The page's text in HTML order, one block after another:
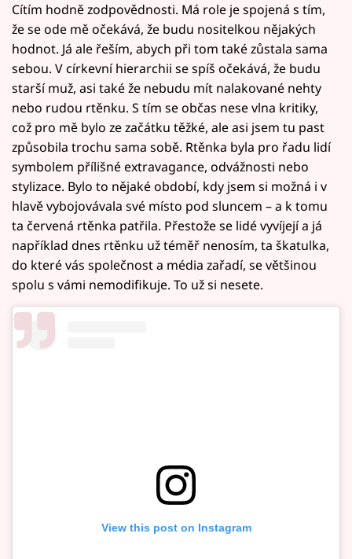
Cítím hodně zodpovědnosti. Má role je spojená s tím,
že se ode mě očekává, že budu nositelkou nějakých
hodnot. Já ale řeším, abych při tom také zůstala sama
sebou. V církevní hierarchii se spíš očekává, že budu
starší muž, asi také že nebudu mít nalakované nehty
nebo rudou rtěnku. S tím se občas nese vlna kritiky,
což pro mě bylo ze začátku těžké, ale asi jsem tu past
způsobila trochu sama sobě. Rtěnka byla pro řadu lidí
symbolem přílišné extravagance, odvážnosti nebo
stylizace. Bylo to nějaké období, kdy jsem si možná i v
hlavě vybojovávala své místo pod sluncem – a k tomu
ta červená rtěnka patřila. Přestože se lidé vyvíjejí a já
například dnes rtěnku už téměř nenosím, ta škatulka,
do které vás společnost a média zařadí, se většinou
spolu s vámi nemodifikuje. To už si nesete.
View this post on Instagram